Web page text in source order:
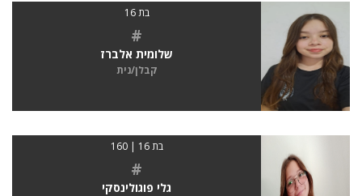
בת 16
#
שלומית אלברז
קבלן/נית
בת 16 | 160
#
גלי פוגולינסקי